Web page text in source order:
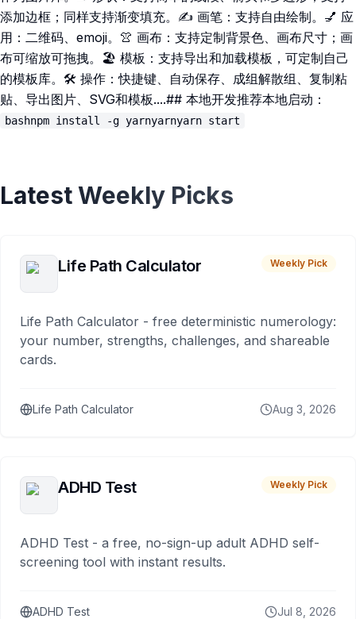
添加边框；同样支持渐变填充。✍️ 画笔：支持自由绘制。💅 应
用：二维码、emoji。👚 画布：支持定制背景色、画布尺寸；画
布可缩放可拖拽。🏖 模板：支持导出和加载模板，可定制自己
的模板库。🛠 操作：快捷键、自动保存、成组解散组、复制粘
贴、导出图片、SVG和模板....## 本地开发推荐本地启动：
bashnpm install -g yarnyarnyarn start
Latest Weekly Picks
Life Path Calculator Weekly Pick
Life Path Calculator - free deterministic numerology:
your number, strengths, challenges, and shareable
cards.
Life Path Calculator Aug 3, 2026
ADHD Test Weekly Pick
ADHD Test - a free, no-sign-up adult ADHD self-
screening tool with instant results.
ADHD Test Jul 8, 2026